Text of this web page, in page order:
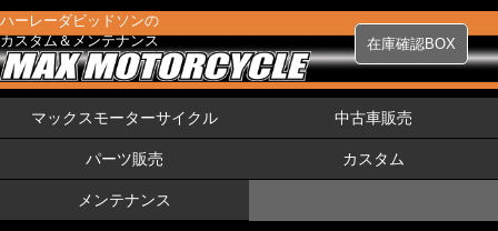
ハーレーダビッドソンの
カスタム＆メンテナンス
在庫確認BOX
マックスモーターサイクル 中古車販売
パーツ販売 カスタム
メンテナンス